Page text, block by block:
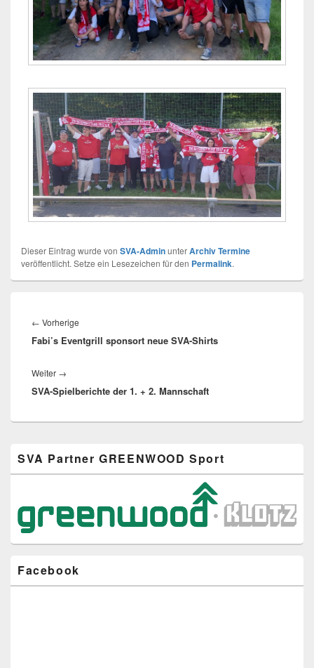
Dieser Eintrag wurde von SVA-AdminunterArchiv Termine
veröffentlicht. Setze ein Lesezeichen für den Permalink.
← Vorherige
Beitrag:
Fabi’s Eventgrill sponsort neue SVA-Shirts
Weiter →
Beitrag:
SVA-Spielberichte der 1. + 2. Mannschaft
Seitenleisten-
Widgetbereich
SVA Partner GREENWOOD Sport
Facebook